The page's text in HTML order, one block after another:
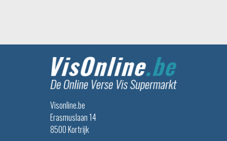
Visonline.be
Erasmuslaan 14
8500 Kortrijk